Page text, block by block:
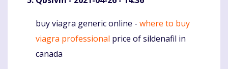
Komentaras
buy viagra generic online - where to buy
viagra professional price of sildenafil in
canada